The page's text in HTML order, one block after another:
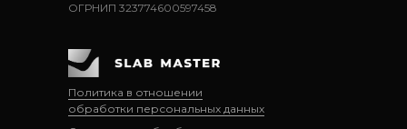
Политика в отношении
обработки персональных данных
ОГРНИП 323774600597458